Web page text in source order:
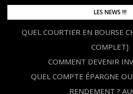
Skip
content
LES NEWS !!!
QUEL COURTIER EN BOURSE
COMPLET]
COMMENT DEVENIR
QUEL COMPTE ÉPARGNE
RENDEMENT ?